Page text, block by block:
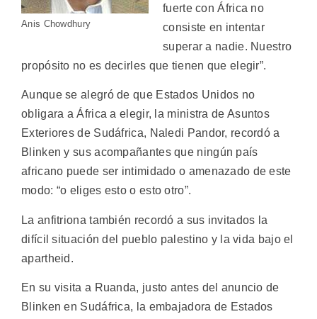
Anis Chowdhury
fuerte con África no
consiste en intentar
superar a nadie. Nuestro
propósito no es decirles que tienen que elegir”.
Aunque se alegró de que Estados Unidos no
obligara a África a elegir, la ministra de Asuntos
Exteriores de Sudáfrica, Naledi Pandor, recordó a
Blinken y sus acompañantes que ningún país
africano puede ser intimidado o amenazado de este
modo: “o eliges esto o esto otro”.
La anfitriona también recordó a sus invitados la
difícil situación del pueblo palestino y la vida bajo el
apartheid.
En su visita a Ruanda, justo antes del anuncio de
Blinken en Sudáfrica, la embajadora de Estados